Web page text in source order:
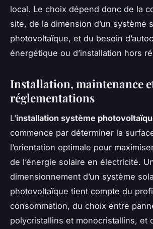
local. Le choix dépend donc de la
site, de la dimension d’un système
photovoltaïque, et du besoin
énergétique ou d’installation hors
Installation, maintenance
réglementations
L’installation système
commence par déterminer la
l’orientation optimale pour
de l’énergie solaire en électricité.
dimensionnement d’un système
photovoltaïque tient compte du
consommation, du choix entre
polycristallins et monocristallins, et